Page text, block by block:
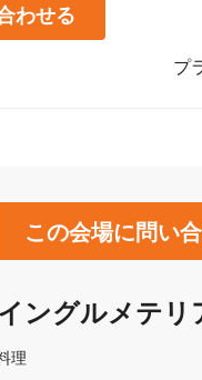
わせる
プ
この会場に問い
ングルメテ
理